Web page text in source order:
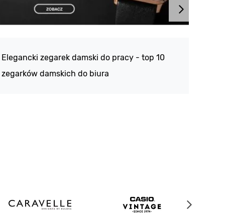
Elegancki zegarek damski do pracy - top 10
zegarków damskich do biura